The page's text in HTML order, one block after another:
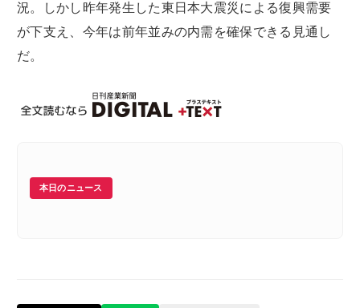
況。しかし昨年発生した東日本大震災による復興需要
が下支え、今年は前年並みの内需を確保できる見通し
だ。
本日のニュース